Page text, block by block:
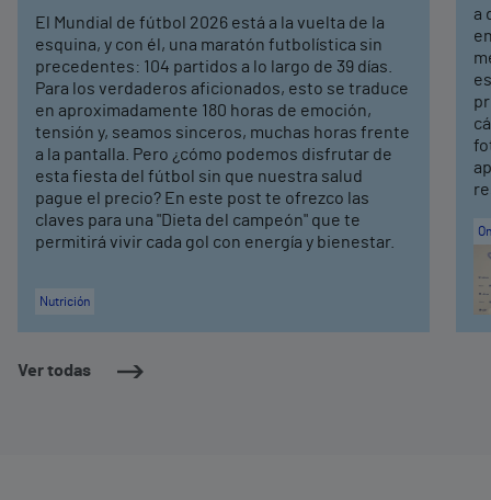
Ver todas
El Mundial de fútbol 2026 está a la vuelta de la
esquina, y con él, una maratón futbolística sin
precedentes: 104 partidos a lo largo de 39 días.
Para los verdaderos aficionados, esto se traduce
en aproximadamente 180 horas de emoción,
tensión y, seamos sinceros, muchas horas frente
a la pantalla. Pero ¿cómo podemos disfrutar de
esta fiesta del fútbol sin que nuestra salud
pague el precio? En este post te ofrezco las
claves para una "Dieta del campeón" que te
permitirá vivir cada gol con energía y bienestar.
Nutrición
a